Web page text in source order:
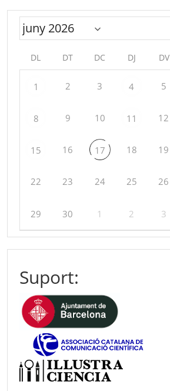
DL DT DC DJ DV
1 2 3 4 5
8 9 10 11 12
15 16 17 18 19
22 23 24 25 26
29 30 1 2 3
Suport: